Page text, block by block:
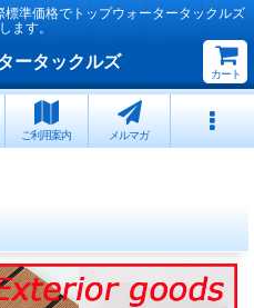
準価格でトップウォータータックルズ
ます。
ータックルズ
カート
ご利用案内 メルマガ